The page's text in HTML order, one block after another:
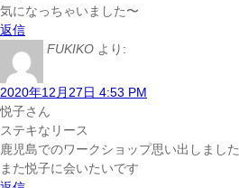
気になっちゃいました〜
返信
FUKIKO より:
2020年12月27日 4:53 PM
悦子さん
ステキなリース
鹿児島でのワークショップ思い出しました
また悦子に会いたいです